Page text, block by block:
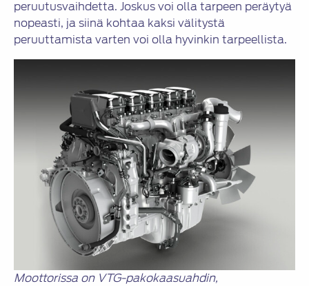
peruutusvaihdetta. Joskus voi olla tarpeen peräytyä
nopeasti, ja siinä kohtaa kaksi välitystä
peruuttamista varten voi olla hyvinkin tarpeellista.
Moottorissa on VTG-pakokaasuahdin,